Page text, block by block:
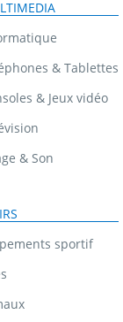
& Tablettes
& Jeux vidéo
& Son
sportif